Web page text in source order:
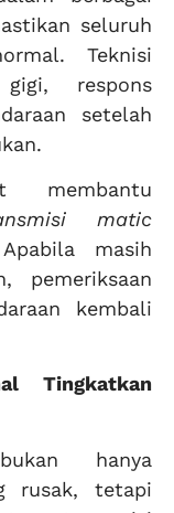
seluruh
Teknisi
gigi, respons
setelah
membantu
matic
masih
pemeriksaan
kembali
Tingkatkan
hanya
rusak, tetapi